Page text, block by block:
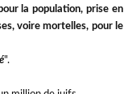
la population, prise en
voire mortelles, pour le
".